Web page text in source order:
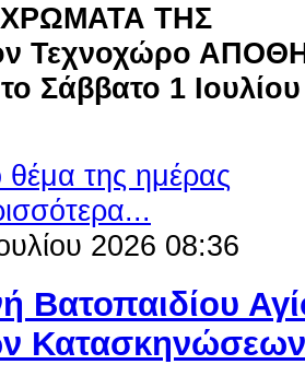
ΤΗΣ
Τεχνοχώρο
το Σάββατο 1
θέμα της ημέρας
2026 08:36
Βατοπαιδίου
Κατασκηνώσεων